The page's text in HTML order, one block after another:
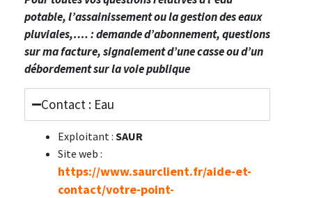
potable, l’assainissement ou la gestion des eaux
pluviales,…. : demande d’abonnement, questions
sur ma facture, signalement d’une casse ou d’un
débordement sur la voie publique
Contact : Eau
Exploitant :SAUR
Site web :
https://www.saurclient.fr/aide-et-
contact/votre-point-